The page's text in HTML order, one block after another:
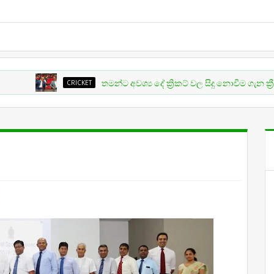
CRICKET තමන්ට අවශ්‍ය දේ ක්‍රිකට් වල සිදු නොවීම ගැන ක්‍රීඩා